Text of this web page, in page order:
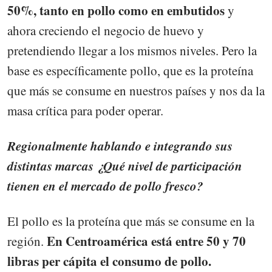
50%, tanto en pollo como en embutidosy
ahora creciendo el negocio de huevo y
pretendiendo llegar a los mismos niveles. Pero la
base es específicamente pollo, que es la proteína
que más se consume en nuestros países y nos da la
masa crítica para poder operar.
Regionalmente hablando e integrando sus
distintas marcas ¿Qué nivel de participación
tienen en el mercado de pollo fresco?
El pollo es la proteína que más se consume en la
región. En Centroamérica está entre 50 y 70
libras per cápita el consumo de pollo.